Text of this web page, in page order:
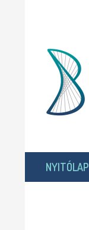
NYITÓLAP